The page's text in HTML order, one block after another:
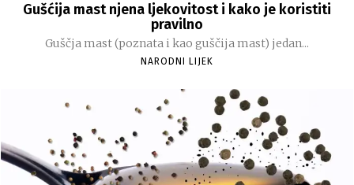
Gušćija mast njena ljekovitost i kako je koristiti
pravilno
Guščja mast (poznata i kao guščija mast) jedan...
NARODNI LIJEK